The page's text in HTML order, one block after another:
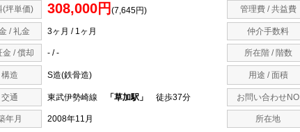
(坪単価) 308,000円 (7,645円) 管理費 / 共益費
/ 礼金 3ヶ月 / 1ヶ月 仲介手数料
金 / 償却 - / - 所在階 / 階数
構造 S造(鉄骨造) 用途 / 面積
交通 東武伊勢崎線 「草加駅」 徒歩37分 お問い合わせNO
年月 2008年11月 所在地